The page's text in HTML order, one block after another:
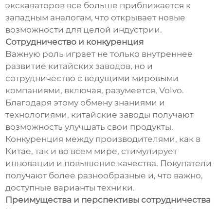
экскаваторов все больше приближается к
западным аналогам, что открывает новые
возможности для целой индустрии.
Сотрудничество и конкуренция
Важную роль играет не только внутреннее
развитие китайских заводов, но и
сотрудничество с ведущими мировыми
компаниями, включая, разумеется, Volvo.
Благодаря этому обмену знаниями и
технологиями, китайские заводы получают
возможность улучшать свои продукты.
Конкуренция между производителями, как в
Китае, так и во всем мире, стимулирует
инновации и повышение качества. Покупатели
получают более разнообразные и, что важно,
доступные варианты техники.
Преимущества и перспективы сотрудничества